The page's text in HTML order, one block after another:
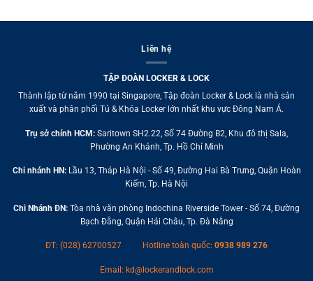
Liên hệ
TẬP ĐOÀN LOCKER & LOCK
Thành lập từ năm 1990 tại Singapore, Tập đoàn Locker & Lock là nhà sản
xuất và phân phối Tủ & Khóa Locker lớn nhất khu vực Đông Nam Á.
Trụ sở chính HCM: Saritown SH2.22, Số 74 Đường B2, Khu đô thị Sala,
Phường An Khánh, Tp. Hồ Chí Minh
Chi nhánh HN:Lầu 13, Tháp Hà Nội - Số 49, Đường Hai Bà Trưng, Quận Hoàn
Kiếm, Tp. Hà Nội
Chi Nhánh ĐN: Tòa nhà văn phòng Indochina Riverside Tower - Số 74, Đường
Bạch Đằng, Quận Hải Châu, Tp. Đà Nẵng
ĐT: (028) 62700527 Hotline toàn quốc: 0938 989 276
Email: kd@lockerandlock.com